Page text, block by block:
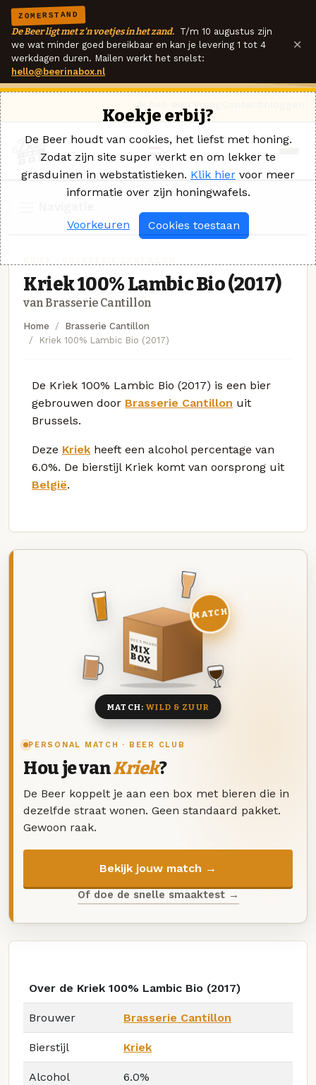
ZOMERSTAND
De Beer ligt met z'n voetjes in het zand. T/m 10 augustus zijn
we wat minder goed bereikbaar en kan je levering 1 tot 4
werkdagen duren. Mailen werkt het snelst:
hello@beerinabox.nl
×
Kriek 100% Lambic Bio (2017)
van Brasserie Cantillon
Home
Brasserie Cantillon
Kriek 100% Lambic Bio (2017)
De Kriek 100% Lambic Bio (2017) is een bier
gebrouwen door Brasserie Cantillon uit
Brussels.
Deze Kriek heeft een alcohol percentage van
6.0%. De bierstijl Kriek komt van oorsprong uit
België.
PERSONAL MATCH · BEER CLUB
Hou je vanKriek?
De Beer koppelt je aan een box met bieren die in
dezelfde straat wonen. Geen standaard pakket.
Gewoon raak.
Bekijk jouw match →
Of doe de snelle smaaktest →
DEZE MAAND
MIX
BOX
8 BIEREN
MATCH
MATCH:WILD & ZUUR
Over de Kriek 100% Lambic Bio (2017)
Brouwer Brasserie Cantillon
Bierstijl Kriek
Alcohol 6.0%
Koekje erbij?
De Beer houdt van cookies, het liefst met honing.
Zodat zijn site super werkt en om lekker te
grasduinen in webstatistieken. Klik hier voor meer
informatie over zijn honingwafels.
Voorkeuren Cookies toestaan